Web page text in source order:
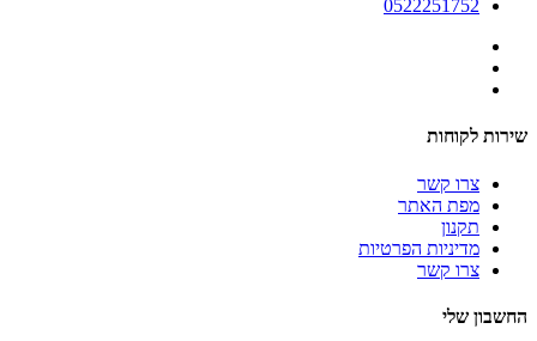
0522251752
שירות לקוחות
צרו קשר
מפת האתר
תקנון
מדיניות הפרטיות
צרו קשר
החשבון שלי